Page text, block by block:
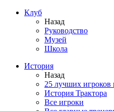
Клуб
Назад
Руководство
Музей
Школа
История
Назад
25 лучших игроков
История Трактора
Все игроки